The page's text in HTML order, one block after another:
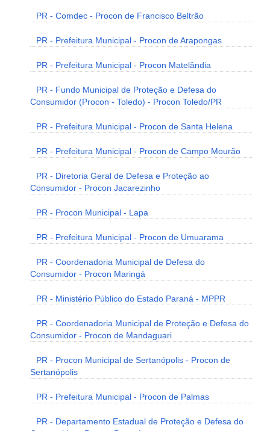
PR - Comdec - Procon de Francisco Beltrão
PR - Prefeitura Municipal - Procon de Arapongas
PR - Prefeitura Municipal - Procon Matelândia
PR - Fundo Municipal de Proteção e Defesa do
Consumidor (Procon - Toledo) - Procon Toledo/PR
PR - Prefeitura Municipal - Procon de Santa Helena
PR - Prefeitura Municipal - Procon de Campo Mourão
PR - Diretoria Geral de Defesa e Proteção ao
Consumidor - Procon Jacarezinho
PR - Procon Municipal - Lapa
PR - Prefeitura Municipal - Procon de Umuarama
PR - Coordenadoria Municipal de Defesa do
Consumidor - Procon Maringá
PR - Ministério Público do Estado Paraná - MPPR
PR - Coordenadoria Municipal de Proteção e Defesa do
Consumidor - Procon de Mandaguari
PR - Procon Municipal de Sertanópolis - Procon de
Sertanópolis
PR - Prefeitura Municipal - Procon de Palmas
PR - Departamento Estadual de Proteção e Defesa do